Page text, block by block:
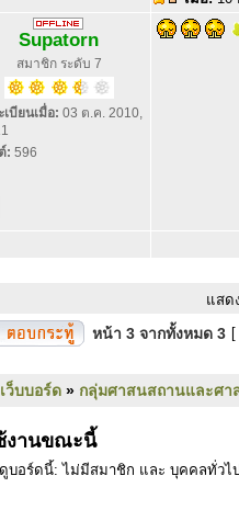
Supatorn
สมาชิก ระดับ 7
เบียนเมื่อ: 03 ต.ค. 2010,
: 596
แสด
หน้า 3 จากทั้งหมด 3
ว็บบอร์ด » กลุ่มศาสนสถานและศา
งานขณะนี้
ดูบอร์ดนี้: ไม่มีสมาชิก และ บุคคลทั่วไ